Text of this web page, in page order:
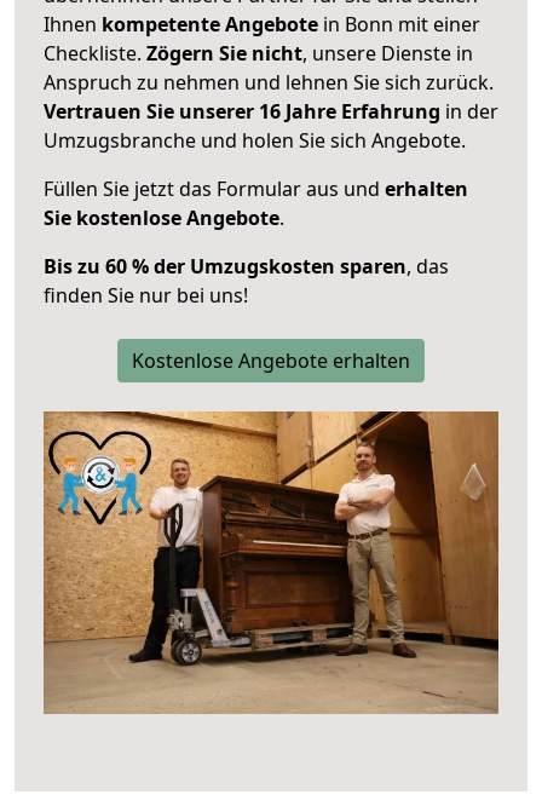
Ihnen kompetente Angebote in Bonn mit einer
Checkliste. Zögern Sie nicht, unsere Dienste in
Anspruch zu nehmen und lehnen Sie sich zurück.
Vertrauen Sie unserer 16 Jahre Erfahrung in der
Umzugsbranche und holen Sie sich Angebote.
Füllen Sie jetzt das Formular aus und erhalten
Sie kostenlose Angebote.
Bis zu 60 % der Umzugskosten sparen, das
finden Sie nur bei uns!
Kostenlose Angebote erhalten